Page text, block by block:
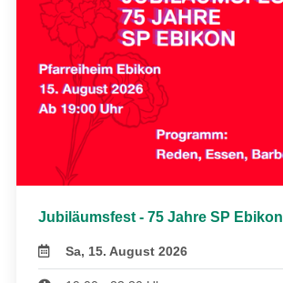
Jubiläumsfest - 75 Jahre SP Ebikon
Sa, 15. August 2026